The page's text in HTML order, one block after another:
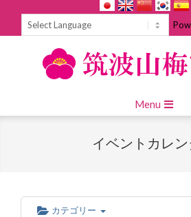
Navigation
Menu
イベントカレ
カテゴリー